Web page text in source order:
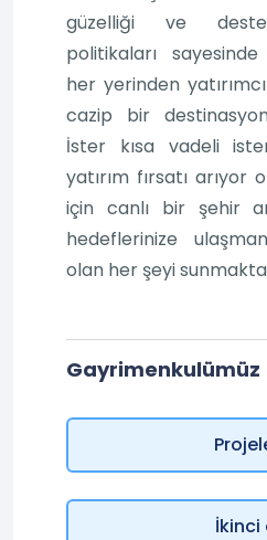
güzelliği ve
politikaları
her yerinden
cazip bir
İster kısa vadeli
yatırım fırsatı arıyor
için canlı bir şehir
hedeflerinize
olan her şeyi
Gayrimenkulümüz
İkinci